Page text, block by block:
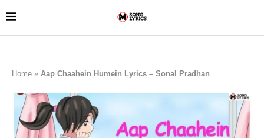
Home » Aap Chaahein Humein Lyrics – Sonal Pradhan